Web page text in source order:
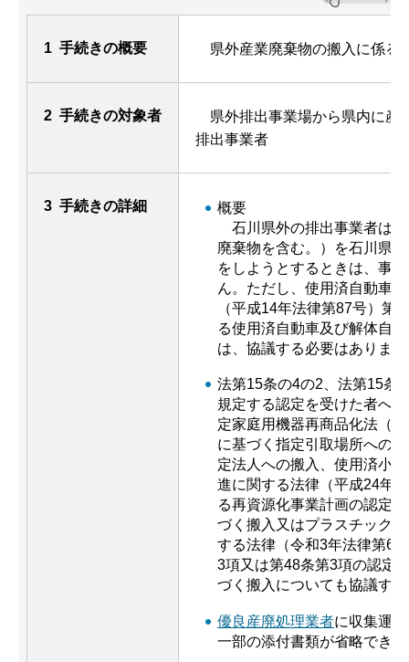
1 手続きの概要 県外産業廃棄物の搬入に係る
2 手続きの対象者
県外排出事業場から県内に産
排出事業者
3 手続きの詳細
概要
石川県外の排出事業者は
廃棄物を含む。）を石川県
をしようとするときは、事
ん。ただし、使用済自動車
（平成14年法律第87号）第
る使用済自動車及び解体自
は、協議する必要はありま
法第15条の4の2、法第15条
規定する認定を受けた者へ
定家庭用機器再商品化法（
に基づく指定引取場所への
定法人への搬入、使用済小
進に関する法律（平成24年
る再資源化事業計画の認定
づく搬入又はプラスチック
する法律（令和3年法律第
3項又は第48条第3項の認定
づく搬入についても協議す
優良産廃処理業者に収集運
一部の添付書類が省略でき